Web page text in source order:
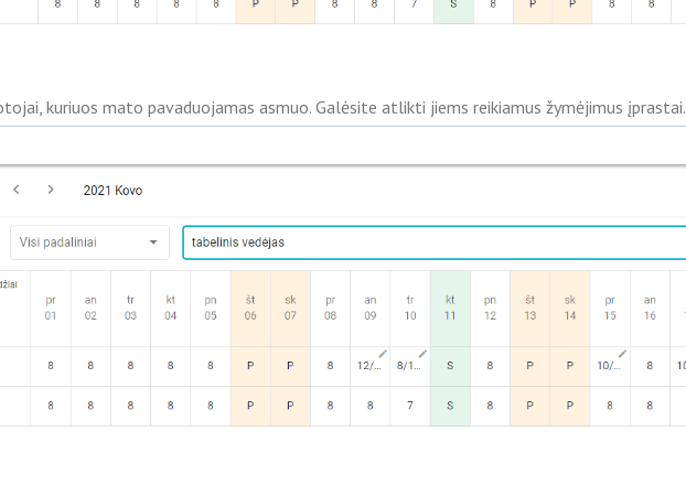
kuriuos mato pavaduojamas asmuo. Galėsite atlikti jiems reikiamus žymėjimus įprastai.